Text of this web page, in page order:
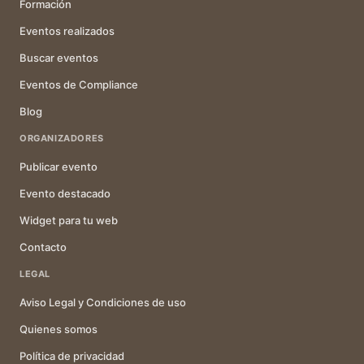
Formación
Eventos realizados
Buscar eventos
Eventos de Compliance
Blog
ORGANIZADORES
Publicar evento
Evento destacado
Widget para tu web
Contacto
LEGAL
Aviso Legal y Condiciones de uso
Quienes somos
Política de privacidad